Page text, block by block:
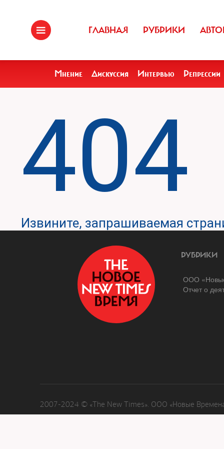
ГЛАВНАЯ РУБРИКИ
Мнение Дискуссия Интервью Репрессии
404
Извините, запрашиваемая
РУБРИКИ
ООО
Отчет о
2007-2024 © «The New Times». ООО «Новые